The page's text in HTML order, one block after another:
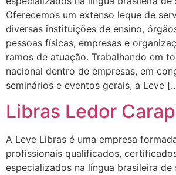
Oferecemos um extenso leque de
diversas instituições de ensino,
pessoas físicas, empresas e
ramos de atuação. Trabalhando em
nacional dentro de empresas, em
seminários e eventos gerais, a Leve
Libras Ledor
A Leve Libras é uma empresa
profissionais qualificados,
especializados na língua brasileira de